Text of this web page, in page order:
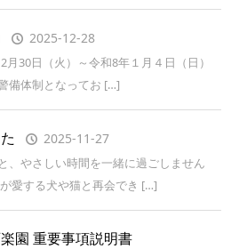
2025-12-28
30日（火）～令和8年１月４日（日）
備体制となってお […]
2025-11-27
、やさしい時間を一緒に過ごしません
愛する犬や猫と再会でき […]
園 重要事項説明書